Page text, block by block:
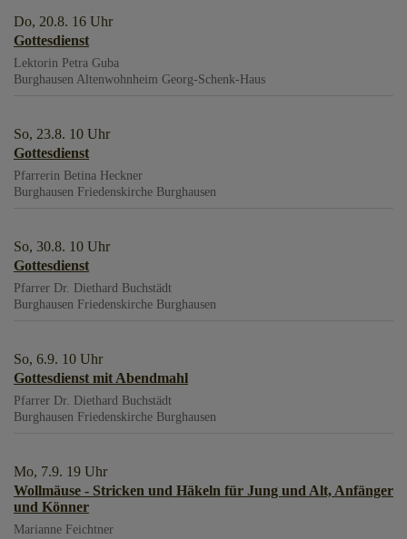
Do, 20.8. 16 Uhr
Gottesdienst
Lektorin Petra Guba
BurghausenAltenwohnheim Georg-Schenk-Haus
So, 23.8. 10 Uhr
Gottesdienst
Pfarrerin Betina Heckner
Burghausen Friedenskirche Burghausen
So, 30.8. 10 Uhr
Gottesdienst
Pfarrer Dr. Diethard Buchstädt
Burghausen Friedenskirche Burghausen
So, 6.9. 10 Uhr
Gottesdienst mit Abendmahl
Pfarrer Dr. Diethard Buchstädt
Burghausen Friedenskirche Burghausen
Mo, 7.9. 19 Uhr
Wollmäuse - Stricken und Häkeln für Jung und Alt, Anfänger
und Könner
Marianne Feichtner